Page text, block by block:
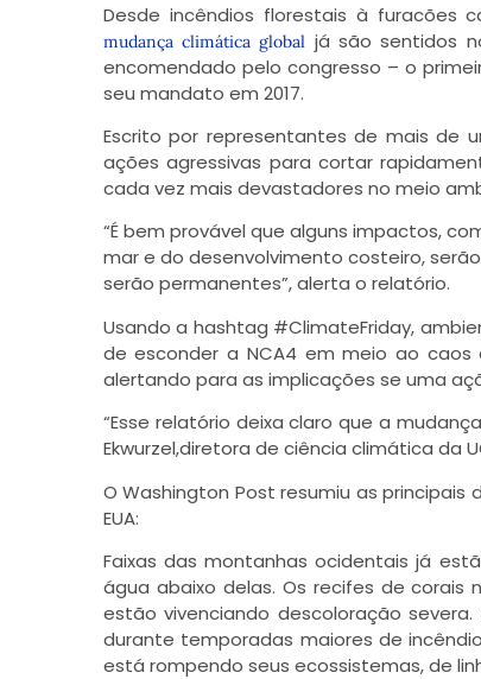
Desde incêndios florestais à furacões
mudança climática global já são sentidos
encomendado pelo congresso – o
seu mandato em 2017.
Escrito por representantes de mais de
ações agressivas para cortar
cada vez mais devastadores no meio
“É bem provável que alguns impactos,
mar e do desenvolvimento costeiro,
serão permanentes”, alerta o relatório.
Usando a hashtag #ClimateFriday,
de esconder a NCA4 em meio ao
alertando para as implicações se uma
“Esse relatório deixa claro que a
Ekwurzel,diretora de ciência climática da
O Washington Post resumiu as
EUA:
Faixas das montanhas ocidentais já
água abaixo delas. Os recifes de corais
estão vivenciando descoloração
durante temporadas maiores de
está rompendo seus ecossistemas, de